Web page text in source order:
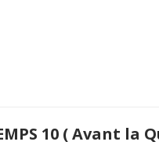
10 ( Avant la